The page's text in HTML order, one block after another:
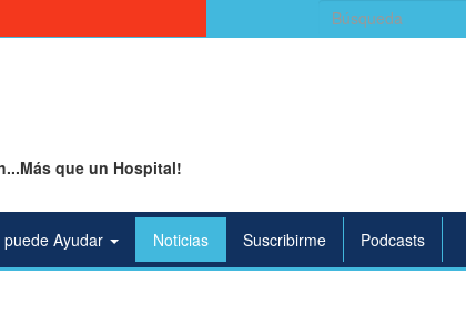
Buscar:
que un Hospital!
puede Ayudar Noticias Suscribirme Podcasts